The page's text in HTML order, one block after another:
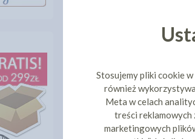
Stosujemy pliki cookie
również
Meta w celach
treści reklamowych
marketingowych